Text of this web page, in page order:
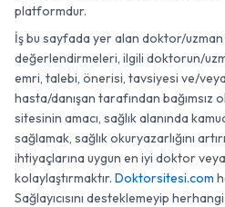
platformdur.
İş bu sayfada yer alan doktor/uzman
değerlendirmeleri, ilgili doktorun/
emri, talebi, önerisi, tavsiyesi ve/veya
hasta/danışan tarafından bağımsız
sitesinin amacı, sağlık alanında
sağlamak, sağlık okuryazarlığını
ihtiyaçlarına uygun en iyi doktor veya
kolaylaştırmaktır. Doktorsitesi.com
Sağlayıcısını desteklemeyip